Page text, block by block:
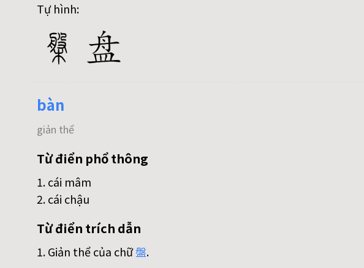
Tự hình:
bàn
giản thể
Từ điển phổ thông
1. cái mâm
2. cái chậu
Từ điển trích dẫn
1. Giản thể của chữ盤.